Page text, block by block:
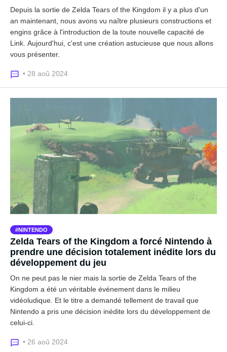
Depuis la sortie de Zelda Tears of the Kingdom il y a plus d'un
an maintenant, nous avons vu naître plusieurs constructions et
engins grâce à l'introduction de la toute nouvelle capacité de
Link. Aujourd'hui, c'est une création astucieuse que nous allons
vous présenter.
• 28 aoû 2024
NINTENDO
Zelda Tears of the Kingdom a forcé Nintendo à
prendre une décision totalement inédite lors du
développement du jeu
On ne peut pas le nier mais la sortie de Zelda Tears of the
Kingdom a été un véritable événement dans le milieu
vidéoludique. Et le titre a demandé tellement de travail que
Nintendo a pris une décision inédite lors du développement de
celui-ci.
• 26 aoû 2024